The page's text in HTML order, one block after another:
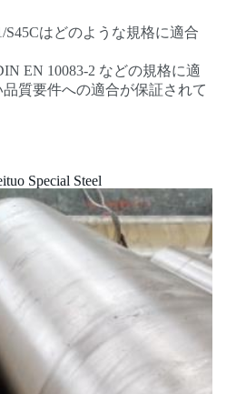
S45Cはどのような規格に適合
EN 10083-2 などの規格に適
質要件への適合が保証されて
Special Steel